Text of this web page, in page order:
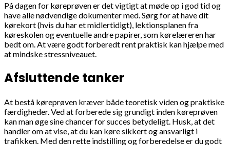
På dagen for køreprøven er det vigtigt at møde op i god tid og
have alle nødvendige dokumenter med. Sørg for at have dit
kørekort (hvis du har et midlertidigt), lektionsplanen fra
køreskolen og eventuelle andre papirer, som kørelæreren har
bedt om. At være godt forberedt rent praktisk kan hjælpe med
at mindske stressniveauet.
Afsluttende tanker
At bestå køreprøven kræver både teoretisk viden og praktiske
færdigheder. Ved at forberede sig grundigt inden køreprøven
kan man øge sine chancer for succes betydeligt. Husk, at det
handler om at vise, at du kan køre sikkert og ansvarligt i
trafikken. Med den rette indstilling og forberedelse er du godt